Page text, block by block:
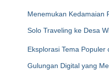
Menemukan Kedamaian
Solo Traveling ke Desa
Eksplorasi Tema
Gulungan Digital yang